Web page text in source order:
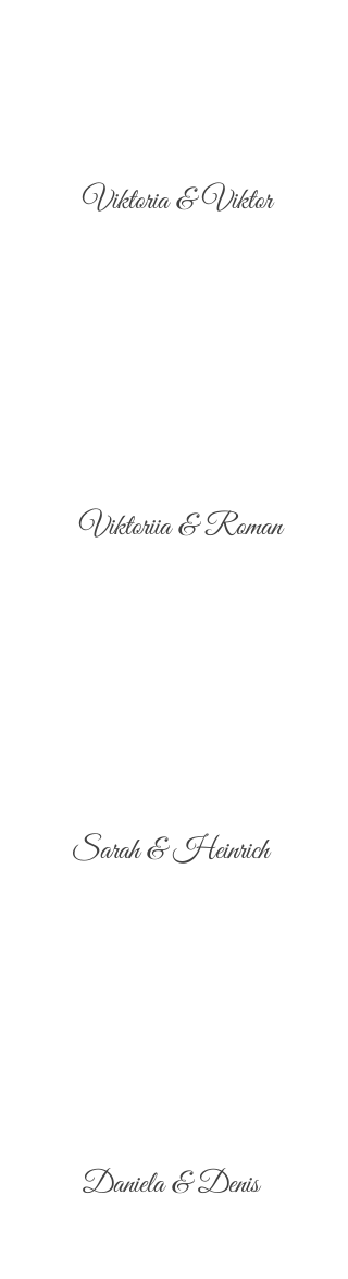
Viktoria & Viktor
Viktoriia & Roman
Sarah & Heinrich
Daniela & Denis